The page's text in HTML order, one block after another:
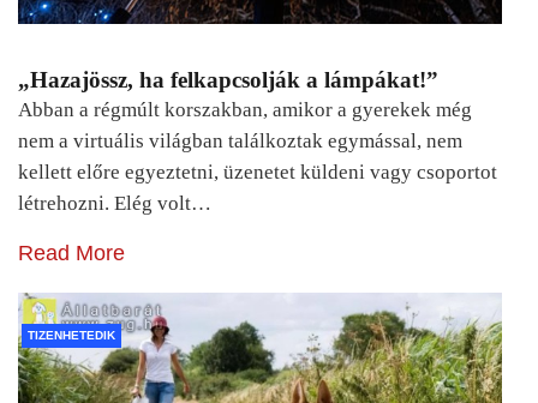
„Hazajössz, ha felkapcsolják a lámpákat!”
Abban a régmúlt korszakban, amikor a gyerekek még
nem a virtuális világban találkoztak egymással, nem
kellett előre egyeztetni, üzenetet küldeni vagy csoportot
létrehozni. Elég volt…
Read More
TIZENHETEDIK